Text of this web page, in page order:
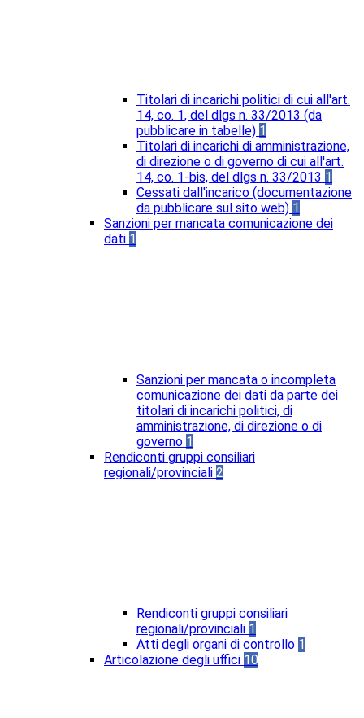
Titolari di incarichi politici di cui all'art.
14, co. 1, del dlgs n. 33/2013 (da
pubblicare in tabelle) 1
Titolari di incarichi di amministrazione,
di direzione o di governo di cui all'art.
14, co. 1-bis, del dlgs n. 33/2013 1
Cessati dall'incarico (documentazione
da pubblicare sul sito web) 1
Sanzioni per mancata comunicazione dei
dati 1
Sanzioni per mancata o incompleta
comunicazione dei dati da parte dei
titolari di incarichi politici, di
amministrazione, di direzione o di
governo 1
Rendiconti gruppi consiliari
regionali/provinciali 2
Rendiconti gruppi consiliari
regionali/provinciali 1
Atti degli organi di controllo 1
Articolazione degli uffici 10